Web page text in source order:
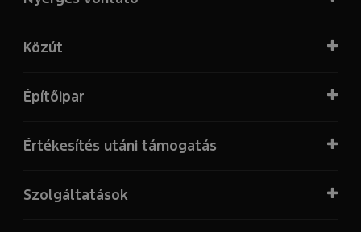
Közút
Építőipar
Értékesítés utáni támogatás
Szolgáltatások